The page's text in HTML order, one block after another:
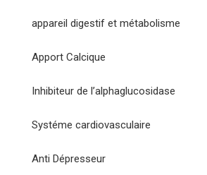
appareil digestif et métabolisme
Apport Calcique
Inhibiteur de l’alphaglucosidase
Systéme cardiovasculaire
Anti Dépresseur